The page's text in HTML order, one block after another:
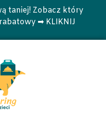
taniej! Zobacz który
➡ KLIKNIJ